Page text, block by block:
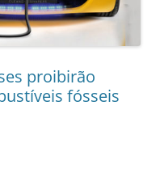
proibirão
fósseis